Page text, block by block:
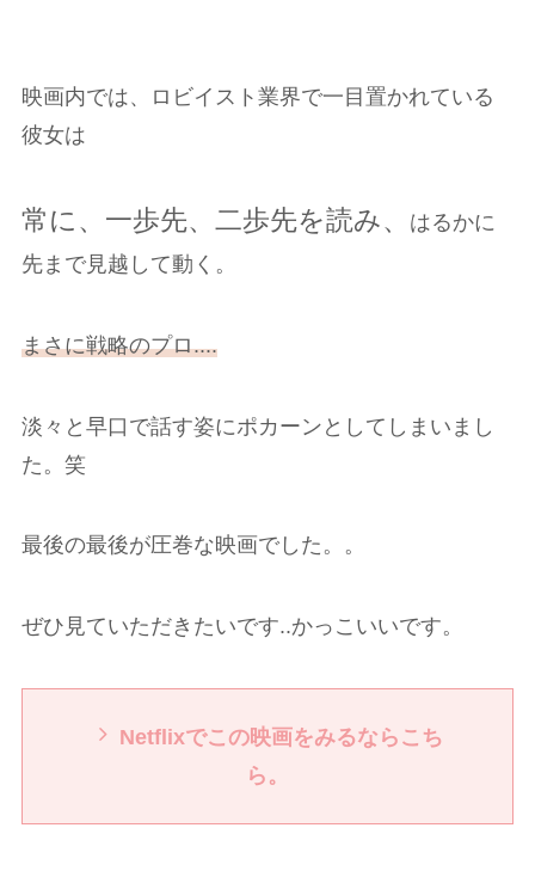
映画内では、ロビイスト業界で一目置かれている
彼女は
常に、一歩先、二歩先を読み、
はるかに
先まで見越して動く。
まさに戦略のプロ....
淡々と早口で話す姿にポカーンとしてしまいまし
た。笑
最後の最後が圧巻な映画でした。。
ぜひ見ていただきたいです..かっこいいです。
Netflixでこの映画をみるならこち
ら。